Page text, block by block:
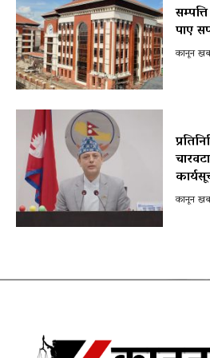
पाए
कानून
कानून